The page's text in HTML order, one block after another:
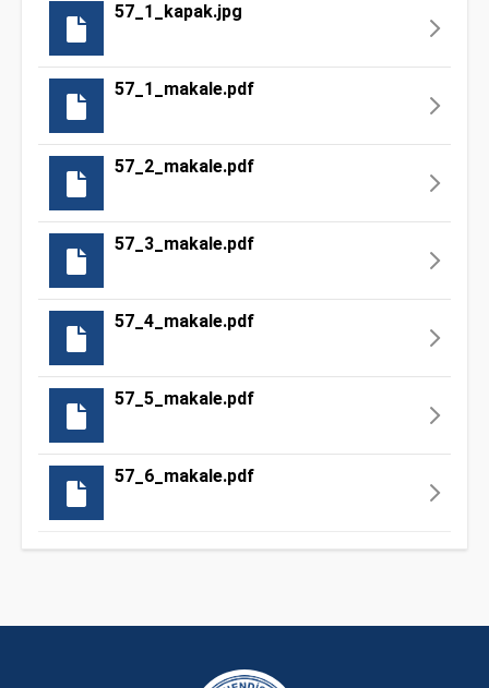
57_1_kapak.jpg
57_1_makale.pdf
57_2_makale.pdf
57_3_makale.pdf
57_4_makale.pdf
57_5_makale.pdf
57_6_makale.pdf